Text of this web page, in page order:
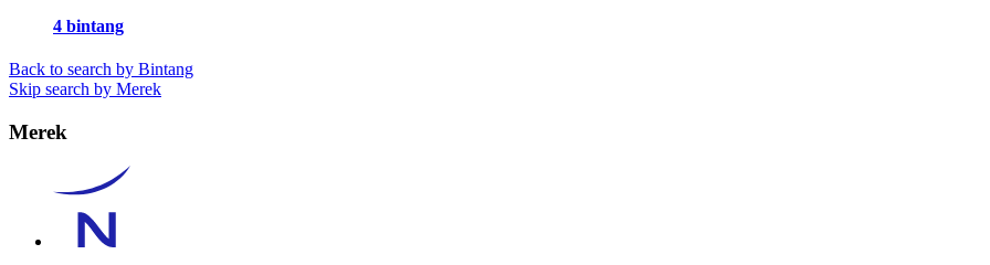
4 bintang
Back to search by Bintang
Skip search by Merek
Merek